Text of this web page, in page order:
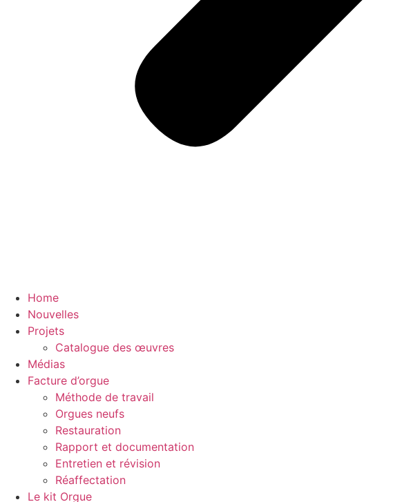
Home
Nouvelles
Projets
Catalogue des œuvres
Médias
Facture d’orgue
Méthode de travail
Orgues neufs
Restauration
Rapport et documentation
Entretien et révision
Réaffectation
Le kit Orgue